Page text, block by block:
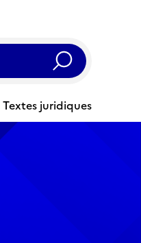
Rechercher
Textes juridiques